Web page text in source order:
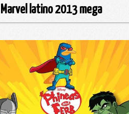
Marvel latino 2013 mega